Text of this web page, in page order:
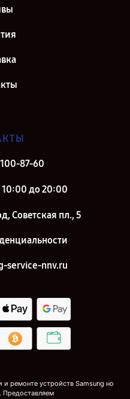
87-60
10:00 до 20:00
Советская пл., 5
service-nnv.ru
ремонте устройств Samsung но
Предоставляем